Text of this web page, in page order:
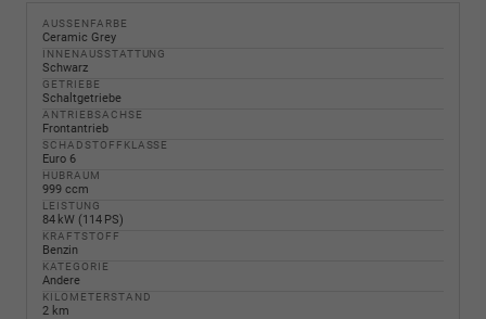
AUSSENFARBE
Ceramic Grey
INNENAUSSTATTUNG
Schwarz
GETRIEBE
Schaltgetriebe
ANTRIEBSACHSE
Frontantrieb
SCHADSTOFFKLASSE
Euro 6
HUBRAUM
999 ccm
LEISTUNG
84 kW (114 PS)
KRAFTSTOFF
Benzin
KATEGORIE
Andere
KILOMETERSTAND
2 km